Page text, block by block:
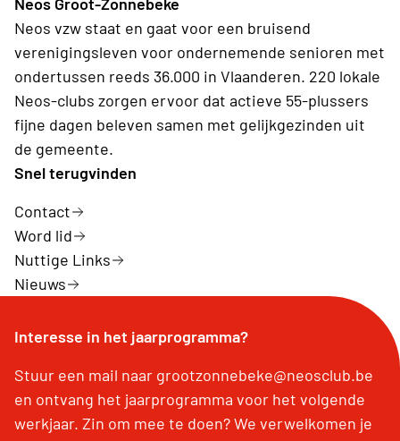
Neos vzw staat en gaat voor een bruisend
verenigingsleven voor ondernemende senioren met
ondertussen reeds 36.000 in Vlaanderen. 220 lokale
Neos-clubs zorgen ervoor dat actieve 55-plussers
fijne dagen beleven samen met gelijkgezinden uit
de gemeente.
Snel terugvinden
Contact
Word lid
Nuttige Links
Nieuws
Interesse in het jaarprogramma?
Stuur een mail naar grootzonnebeke@neosclub.be
en ontvang het jaarprogramma voor het volgende
werkjaar. Zin om mee te doen? We verwelkomen je